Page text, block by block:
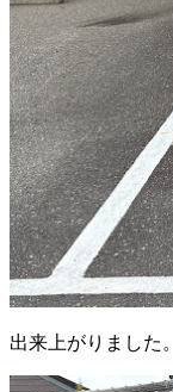
出来上がりました。